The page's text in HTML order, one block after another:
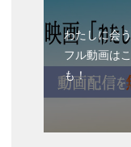
わたしに会
フル動画は
も！